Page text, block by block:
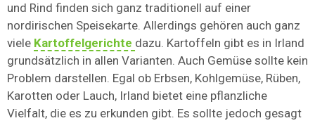
und Rind finden sich ganz traditionell auf einer
nordirischen Speisekarte. Allerdings gehören auch ganz
viele Kartoffelgerichte dazu. Kartoffeln gibt es in Irland
grundsätzlich in allen Varianten. Auch Gemüse sollte kein
Problem darstellen. Egal ob Erbsen, Kohlgemüse, Rüben,
Karotten oder Lauch, Irland bietet eine pflanzliche
Vielfalt, die es zu erkunden gibt. Es sollte jedoch gesagt